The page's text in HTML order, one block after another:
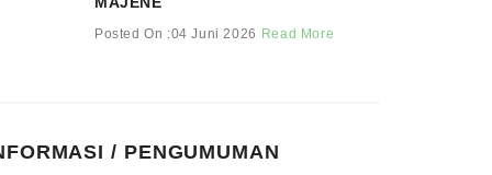
Posted On :04 Juni 2026 Read More
/ PENGUMUMAN